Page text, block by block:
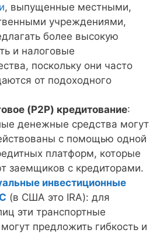
, выпущенные местными,
учреждениями,
более высокую
и налоговые
поскольку они часто
от подоходного
(P2P) кредитование:
денежные средства могут
с помощью одной
платформ, которые
заемщиков с кредиторами.
инвестиционные
(в США это IRA): для
эти транспортные
предложить гибкость и